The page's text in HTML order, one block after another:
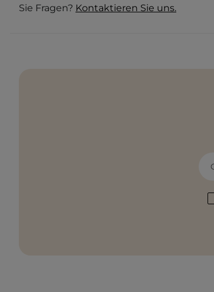
Sie Fragen? Kontaktieren Sie uns.